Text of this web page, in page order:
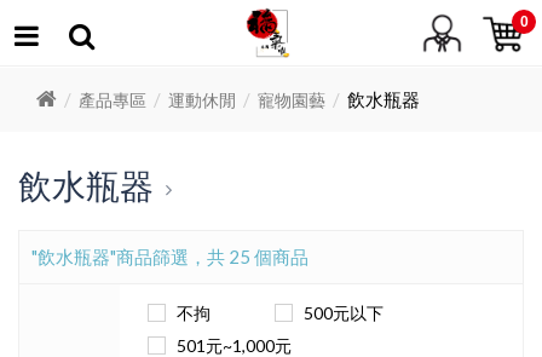
0
產品專區 運動休閒 寵物園藝 飲水瓶器
飲水瓶器
"飲水瓶器"商品篩選，共 25 個商品
不拘
500元以下
501元~1,000元